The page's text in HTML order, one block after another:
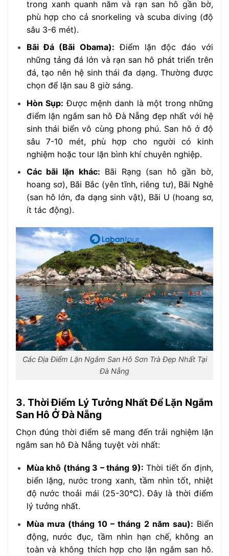
trong xanh quanh năm và rạn san hô gần bờ,
phù hợp cho cả snorkeling và scuba diving (độ
sâu 3-6 mét).
Bãi Đá (Bãi Obama): Điểm lặn độc đáo với
những tảng đá lớn và rạn san hô phát triển trên
đá, tạo nên hệ sinh thái đa dạng. Thường được
chọn để lặn sau 8 giờ sáng.
Hòn Sụp: Được mệnh danh là một trong những
điểm lặn ngắm san hô Đà Nẵng đẹp nhất với hệ
sinh thái biển vô cùng phong phú. San hô ở độ
sâu 7-10 mét, phù hợp cho người có kinh
nghiệm hoặc tour lặn bình khí chuyên nghiệp.
Các bãi lặn khác: Bãi Rạng (san hô gần bờ,
hoang sơ), Bãi Bắc (yên tĩnh, riêng tư), Bãi Nghê
(san hô lớn, đa dạng sinh vật), Bãi U (hoang sơ,
ít tác động).
Các Địa Điểm Lặn Ngắm San Hô Sơn Trà Đẹp Nhất Tại
Đà Nẵng
3. Thời Điểm Lý Tưởng Nhất Để Lặn Ngắm
San Hô Ở Đà Nẵng
Chọn đúng thời điểm sẽ mang đến trải nghiệm lặn
ngắm san hô Đà Nẵng tuyệt vời nhất:
Mùa khô (tháng 3 – tháng 9): Thời tiết ổn định,
biển lặng, nước trong xanh, tầm nhìn tốt, nhiệt
độ nước thoải mái (25-30°C). Đây là thời điểm
lý tưởng nhất.
Mùa mưa (tháng 10 – tháng 2 năm sau): Biển
động, nước đục, tầm nhìn hạn chế, không an
toàn và không thích hợp cho lặn ngắm san hô.